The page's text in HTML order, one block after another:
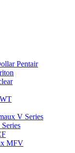
Pentair
V Series
MFV